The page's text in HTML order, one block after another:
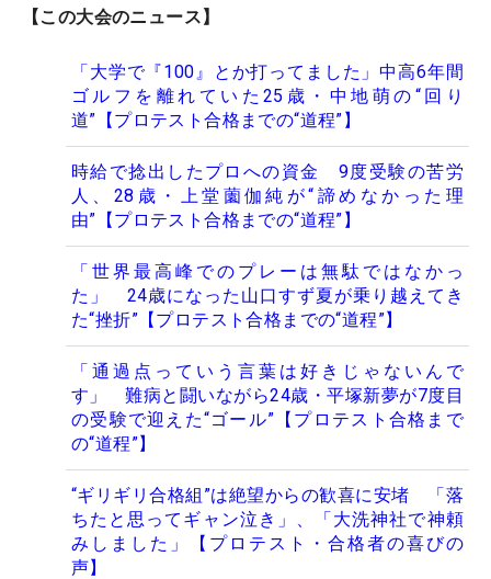
【この大会のニュース】
「大学で『100』とか打ってました」中高6年間
ゴルフを離れていた25歳・中地萌の“回り
道”【プロテスト合格までの“道程”】
時給で捻出したプロへの資金 9度受験の苦労
人、28歳・上堂薗伽純が“諦めなかった理
由”【プロテスト合格までの“道程”】
「世界最高峰でのプレーは無駄ではなかっ
た」 24歳になった山口すず夏が乗り越えてき
た“挫折”【プロテスト合格までの“道程”】
「通過点っていう言葉は好きじゃないんで
す」 難病と闘いながら24歳・平塚新夢が7度目
の受験で迎えた“ゴール”【プロテスト合格まで
の“道程”】
“ギリギリ合格組”は絶望からの歓喜に安堵 「落
ちたと思ってギャン泣き」、「大洗神社で神頼
みしました」【プロテスト・合格者の喜びの
声】